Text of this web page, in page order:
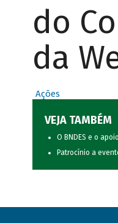
do
da
Ações
VEJA TAMBÉM
O BNDES e o
Patrocínio a